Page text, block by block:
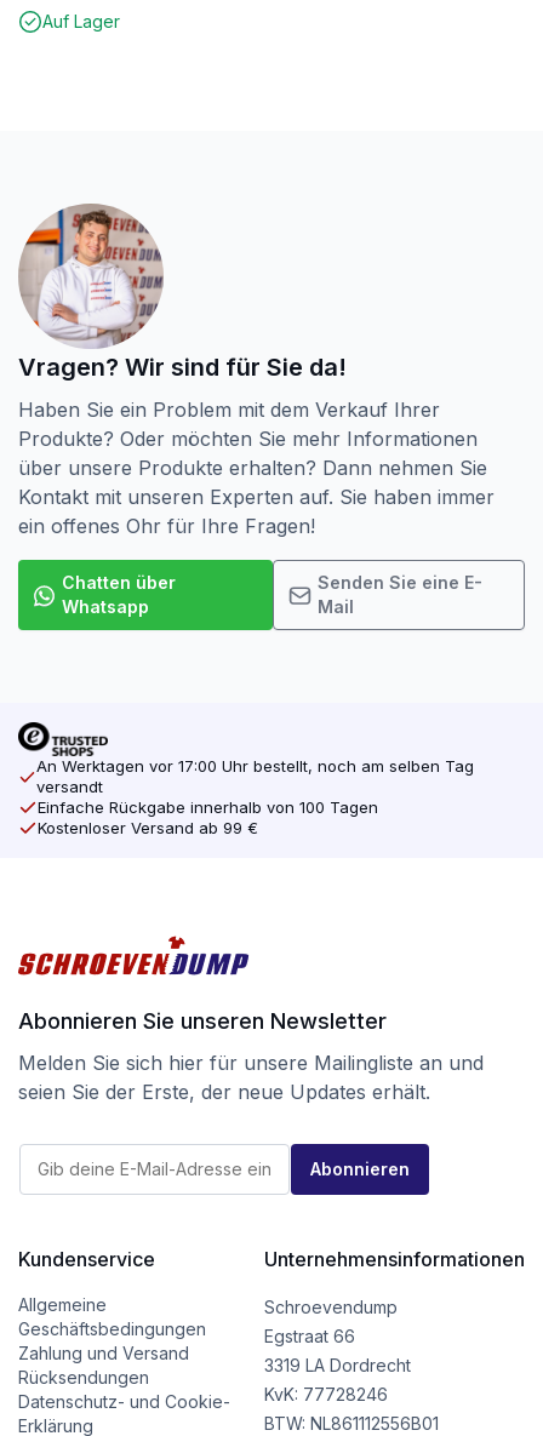
Auf Lager
Vragen? Wir sind für Sie da!
Haben Sie ein Problem mit dem Verkauf Ihrer
Produkte? Oder möchten Sie mehr Informationen
über unsere Produkte erhalten? Dann nehmen Sie
Kontakt mit unseren Experten auf. Sie haben immer
ein offenes Ohr für Ihre Fragen!
Chatten über
Whatsapp
Senden Sie eine E-
Mail
An Werktagen vor 17:00 Uhr bestellt, noch am selben Tag
versandt
Einfache Rückgabe innerhalb von 100 Tagen
Kostenloser Versand ab 99 €
Abonnieren Sie unseren Newsletter
Melden Sie sich hier für unsere Mailingliste an und
seien Sie der Erste, der neue Updates erhält.
M
l
E
M
l
Abonnieren
Kundenservice
Allgemeine
Geschäftsbedingungen
Zahlung und Versand
Rücksendungen
Datenschutz- und Cookie-
Erklärung
Unternehmensinformationen
Schroevendump
Egstraat 66
3319 LA Dordrecht
KvK: 77728246
BTW: NL861112556B01